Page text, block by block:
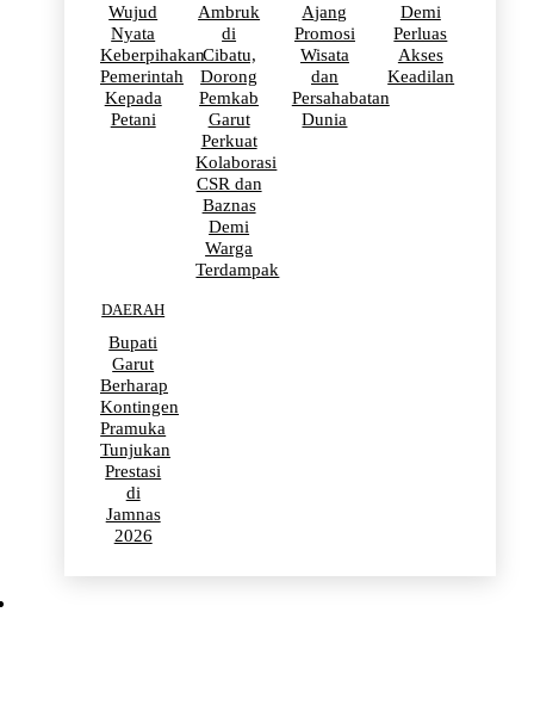
Wujud
Nyata
Keberpihakan
Pemerintah
Kepada
Petani
Ambruk
di
Cibatu,
Dorong
Pemkab
Garut
Perkuat
Kolaborasi
CSR dan
Baznas
Demi
Warga
Terdampak
Ajang
Promosi
Wisata
dan
Persahabatan
Dunia
Demi
Perluas
Akses
Keadilan
DAERAH
Bupati
Garut
Berharap
Kontingen
Pramuka
Tunjukan
Prestasi
di
Jamnas
2026